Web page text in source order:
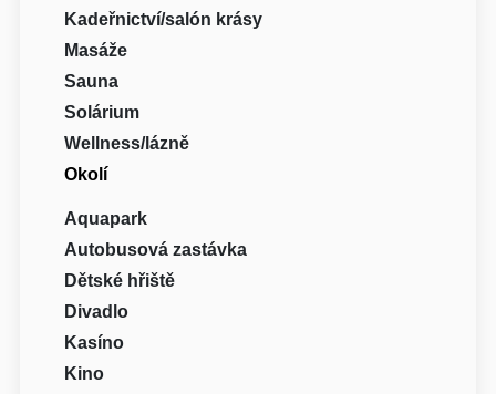
Kadeřnictví/salón krásy
Masáže
Sauna
Solárium
Wellness/lázně
Okolí
Aquapark
Autobusová zastávka
Dětské hřiště
Divadlo
Kasíno
Kino